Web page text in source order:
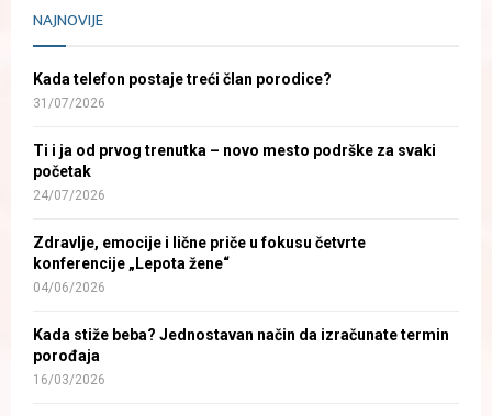
NAJNOVIJE
Kada telefon postaje treći član porodice?
31/07/2026
Ti i ja od prvog trenutka – novo mesto podrške za svaki
početak
24/07/2026
Zdravlje, emocije i lične priče u fokusu četvrte
konferencije „Lepota žene“
04/06/2026
Kada stiže beba? Jednostavan način da izračunate termin
porođaja
16/03/2026